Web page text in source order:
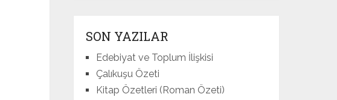
SON YAZILAR
Edebiyat ve Toplum İlişkisi
Çalıkuşu Özeti
Kitap Özetleri (Roman Özeti)